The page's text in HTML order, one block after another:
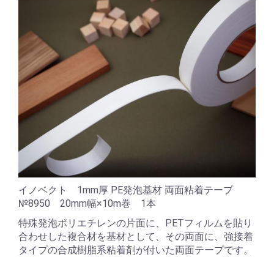
イノベクト 1mm厚 PE発泡基材 両面粘着テープ
№8950 20mm幅×10m巻 1本
特殊発泡ポリエチレンの片面に、PETフィルムを貼り
合わせした複合材を基材として、その両面に、強接着
タイプの合成樹脂系粘着剤が付いた両面テープです。